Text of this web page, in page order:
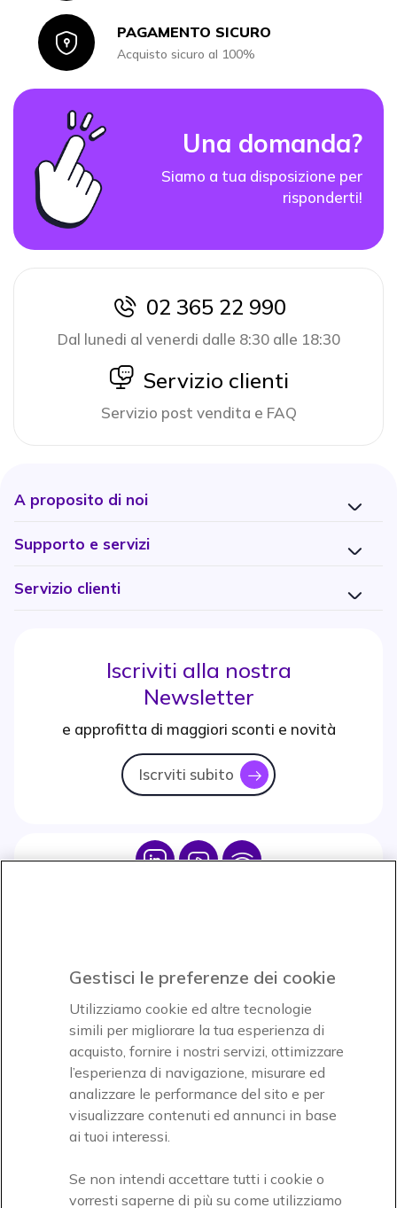
IconPAGAMENTO SICURO
Acquisto sicuro al 100%
Una domanda?
Siamo a tua disposizione per
risponderti!
icon
02 365 22 990
Dal lunedi al venerdi dalle 8:30 alle 18:30
icon
Servizio clienti
Servizio post vendita e FAQ
A proposito di noi
Supporto e servizi
Servizio clienti
Iscriviti alla nostra
Newsletter
e approfitta di maggiori sconti e novità
Iscrviti subito icon
Icon IconIcon
Accettiamo
Onedirect, azienda del gruppo INCEPT
Gestisci le preferenze dei cookie
Utilizziamo cookie ed altre tecnologie
simili per migliorare la tua esperienza di
acquisto, fornire i nostri servizi, ottimizzare
l’esperienza di navigazione, misurare ed
analizzare le performance del sito e per
visualizzare contenuti ed annunci in base
ai tuoi interessi.
Se non intendi accettare tutti i cookie o
vorresti saperne di più su come utilizziamo